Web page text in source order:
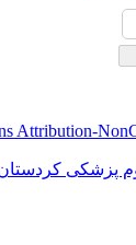
Attribution-